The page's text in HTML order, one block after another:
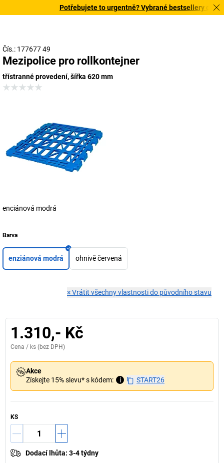
Potřebujete to urgentně? Vybrané bestsellery
Čís.: 177677 49
Mezipolice pro rollkontejner
třístranné provedení, šířka 620 mm
enciánová modrá
Barva
enziánová modrá ohnivě červená
×Vrátit všechny vlastnosti do původního stavu
1.310,- Kč
Cena / ks (bez DPH)
Akce
Získejte 15% slevu* s kódem:
i START26
KS
Dodací lhůta: 3-4 týdny